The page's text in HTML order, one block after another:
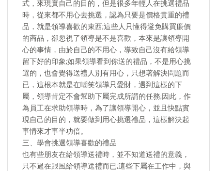
式，來現實自己的目的，但是很多年輕人在挑選禮品
時，從來都不用心去挑選，認為只要是價格貴重的禮
品，就是領導喜歡的東西;這些人只懂得避免購買廉價
的商品，卻忽視了領導是不是喜歡，本來是讓領導開
心的事情，由於自己的不用心，導致自己沒有給領導
留下好的印象;如果領導看到你送的禮品，不是用心挑
選的，也會覺得送禮人別有用心，只想著解決問題而
已，這根本就是在嘲笑領導只愛財，遇到這樣的下
屬，領導肯定不會幫助下屬完成所謂的任務;因此，作
為員工在求助領導時，為了讓領導開心，並且快點實
現自己的目的，就要做到用心挑選禮品，這樣解決起
事情來才事半功倍。
三、學會挑選領導喜歡的禮品
也有些朋友在給領導送禮時，並不知道送禮的意義，
只不過在跟風給領導送禮而已;這些下屬在工作中，與